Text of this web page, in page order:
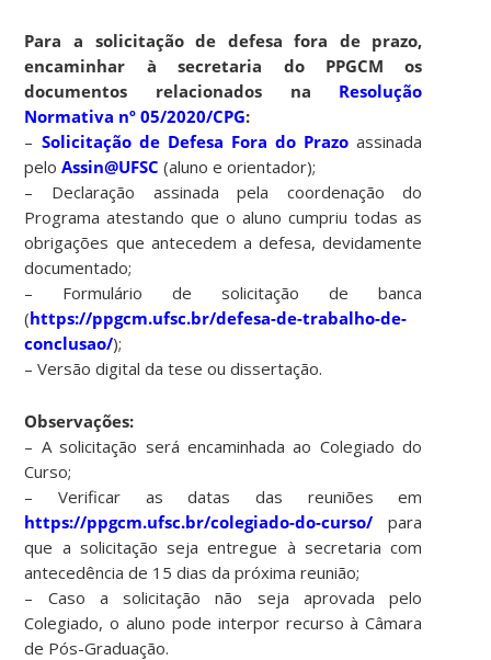
Para a solicitação de defesa fora de prazo,
encaminhar à secretaria do PPGCM os
documentos relacionados na Resolução
Normativa nº 05/2020/CPG:
– Solicitação de Defesa Fora do Prazo assinada
peloAssin@UFSC (aluno e orientador);
– Declaração assinada pela coordenação do
Programa atestando que o aluno cumpriu todas as
obrigações que antecedem a defesa, devidamente
documentado;
– Formulário de solicitação de banca
(https://ppgcm.ufsc.br/defesa-de-trabalho-de-
conclusao/);
– Versão digital da tese ou dissertação.
Observações:
– A solicitação será encaminhada ao Colegiado do
Curso;
– Verificar as datas das reuniões em
https://ppgcm.ufsc.br/colegiado-do-curso/ para
que a solicitação seja entregue à secretaria com
antecedência de 15 dias da próxima reunião;
– Caso a solicitação não seja aprovada pelo
Colegiado, o aluno pode interpor recurso à Câmara
de Pós-Graduação.